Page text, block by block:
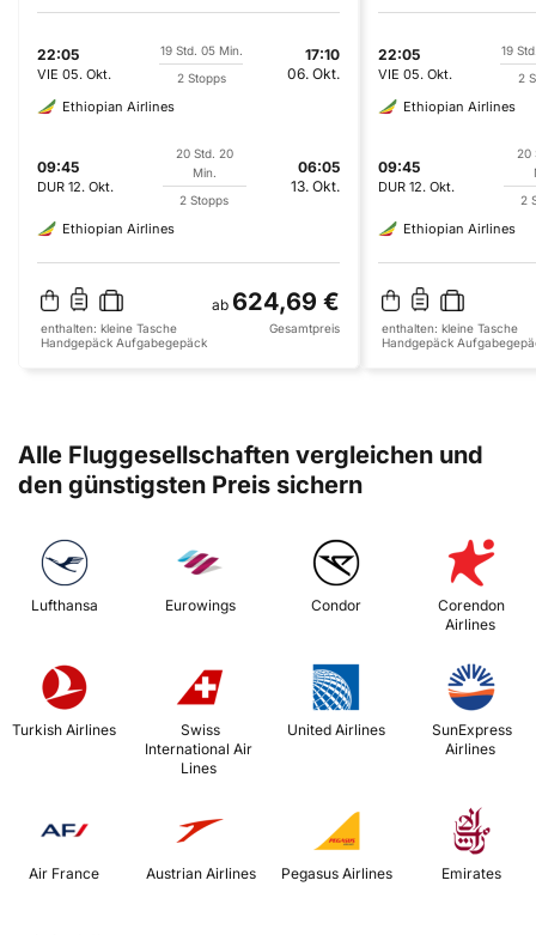
22:05
VIE 05. Okt.
19 Std. 05 Min.
2 Stopps
17:10
06. Okt.
Ethiopian Airlines
09:45
DUR 12. Okt.
20 Std. 20
Min.
2 Stopps
06:05
13. Okt.
Ethiopian Airlines
ab 624,69 €
enthalten: kleine Tasche
Handgepäck Aufgabegepäck
Gesamtpreis
22:05
VIE 05. Okt.
19
2
Ethiopian Airlines
09:45
DUR 12. Okt.
20
2
Ethiopian Airlines
enthalten: kleine Tasche
Handgepäck
Alle Fluggesellschaften vergleichen und
den günstigsten Preis sichern
Lufthansa Eurowings Condor
Corendon
Airlines
Turkish Airlines
International Air
Lines
United Airlines
Airlines
Air France Austrian Airlines Emirates